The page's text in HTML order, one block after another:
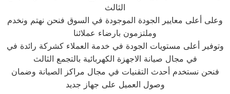
الثالث
وعلى أعلى معايير الجودة الموجودة في السوق فنحن نهتم ونخدم
وملتزمون بارضاء عملائنا
وتوفير أعلى مستويات الجودة في خدمة العملاء كشركة رائدة في
في مجال صيانة الاجهزة الكهربائية بالتجمع الثالث
فنحن نستخدم أحدث التقنيات في مجال مراكز الصيانة وضمان
وصول العميل على جهاز جديد